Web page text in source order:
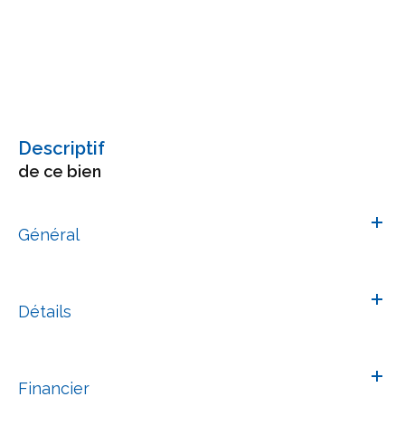
descriptif
de ce bien
Général
Détails
Financier